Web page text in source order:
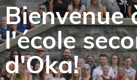
Bienvenue
l'école
d'Oka!